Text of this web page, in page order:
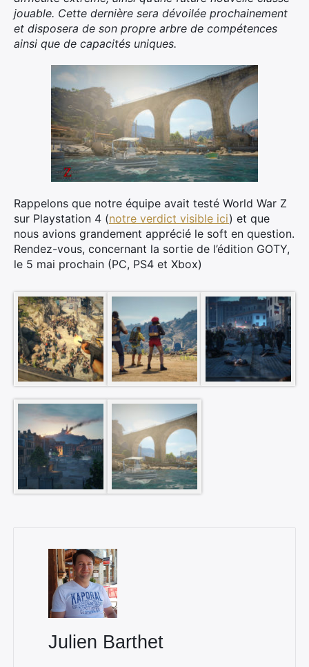
jouable. Cette dernière sera dévoilée prochainement
et disposera de son propre arbre de compétences
ainsi que de capacités uniques.
Rappelons que notre équipe avait testé World War Z
sur Playstation 4 (notre verdict visible ici) et que
nous avions grandement apprécié le soft en question.
Rendez-vous, concernant la sortie de l’édition GOTY,
le 5 mai prochain (PC, PS4 et Xbox)
Julien Barthet
×
: